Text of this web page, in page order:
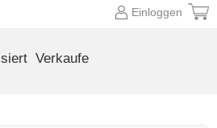
Einloggen
Verkaufe